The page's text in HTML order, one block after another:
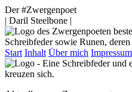
Der #Zwergenpoet
| Daril Steelbone |
Start Inhalt Über mich Impressum